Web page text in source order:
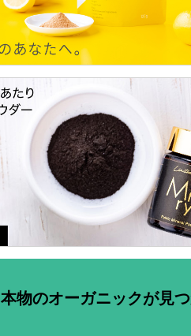
本物のオーガニックが見